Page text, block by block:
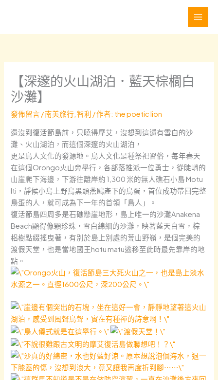
容
【深邃的火山湖泊．藍天棕櫚白
沙灘】
發佈留言 /南美旅行,智利 / 作者: the poetic lion
還沒到復活節島前，只曉得摩艾，沒想到這還有雪白的沙
灘、火山湖泊，而這個深邃的火山湖泊，
更是鳥人文化的發源地。鳥人文化是種祭祀習俗，每年春天
在這個Orongo火山旁舉行，各部落推派一位勇士，從陡峭的
山崖爬下海邊，下游往離岸約 1,300 米的無人礁石小島 Motu
Iti，靜候小島上野鳥黑頭燕鷗產下的鳥蛋，首位成功帶回完整
鳥蛋的人，就可成為下一年的首領「鳥人」。
復活節島四周多是石礁懸崖地形，島上唯一的沙灘Anakena
Beach顯得像顆珍珠，雪白綿細的沙灘，映著藍天白雪，棕
梠樹點綴搖曳著，有別於島上別處的荒山野嶺，是個完美的
渡假天堂，也是當地國王hotu matu遷移至此時最先靠岸的地
點。